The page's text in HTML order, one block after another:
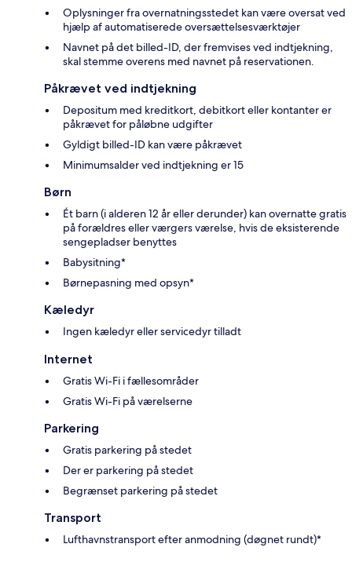
Oplysninger fra overnatningsstedet kan være oversat ved
hjælp af automatiserede oversættelsesværktøjer
Navnet på det billed-ID, der fremvises ved indtjekning,
skal stemme overens med navnet på reservationen.
Påkrævet ved indtjekning
Depositum med kreditkort, debitkort eller kontanter er
påkrævet for påløbne udgifter
Gyldigt billed-ID kan være påkrævet
Minimumsalder ved indtjekning er 15
Børn
Ét barn (i alderen 12 år eller derunder) kan overnatte gratis
på forældres eller værgers værelse, hvis de eksisterende
sengepladser benyttes
Babysitning*
Børnepasning med opsyn*
Kæledyr
Ingen kæledyr eller servicedyr tilladt
Internet
Gratis Wi-Fi i fællesområder
Gratis Wi-Fi på værelserne
Parkering
Gratis parkering på stedet
Der er parkering på stedet
Begrænset parkering på stedet
Transport
Lufthavnstransport efter anmodning (døgnet rundt)*